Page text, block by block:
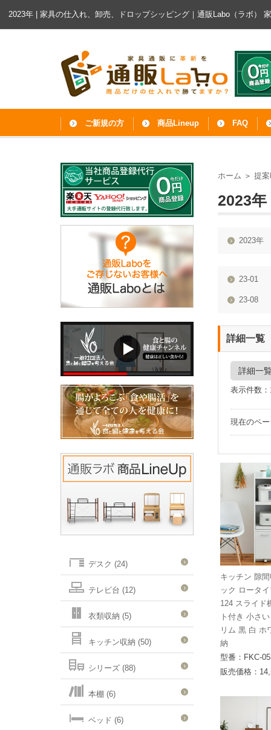
2023年 | 家具の仕入れ、卸売、ドロップシッピング｜通販Labo（ラボ）
ご新規の方 商品Lineup FAQ
ホーム ＞ 提
2023年
2023年
23-01
23-08
詳細一覧
詳細一
表示件数
現在のペ
キッチン 隙
ック ロータ
124 スライド
ト付き 小さ
リム 黒 白 ホ
納
型番：FKC-
販売価格：
デスク (24)
テレビ台 (12)
衣類収納 (5)
キッチン収納 (50)
シリーズ (88)
本棚 (6)
ベッド (6)